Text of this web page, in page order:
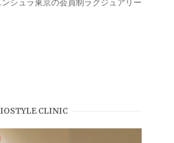
シュラ東京の会員制ラグジュアリー
CLINIC